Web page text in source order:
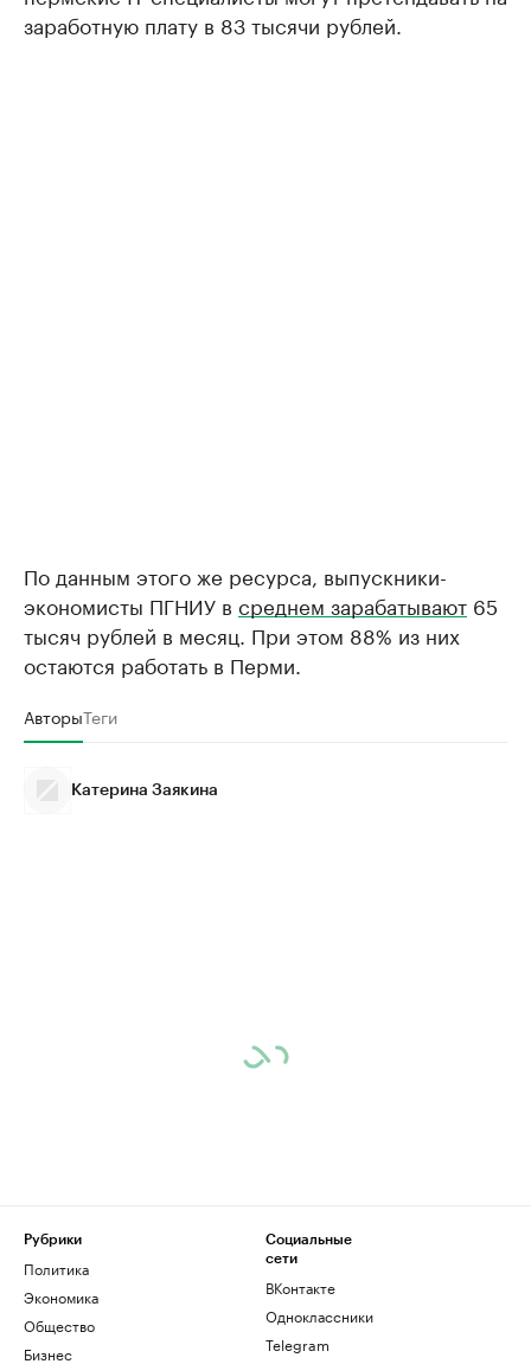
заработную плату в 83 тысячи рублей.
По данным этого же ресурса, выпускники-
экономисты ПГНИУ в среднем зарабатывают 65
тысяч рублей в месяц. При этом 88% из них
остаются работать в Перми.
АвторыТеги
Катерина Заякина
Рубрики
Политика
Экономика
Общество
Бизнес
Социальные
сети
ВКонтакте
Одноклассники
Telegram